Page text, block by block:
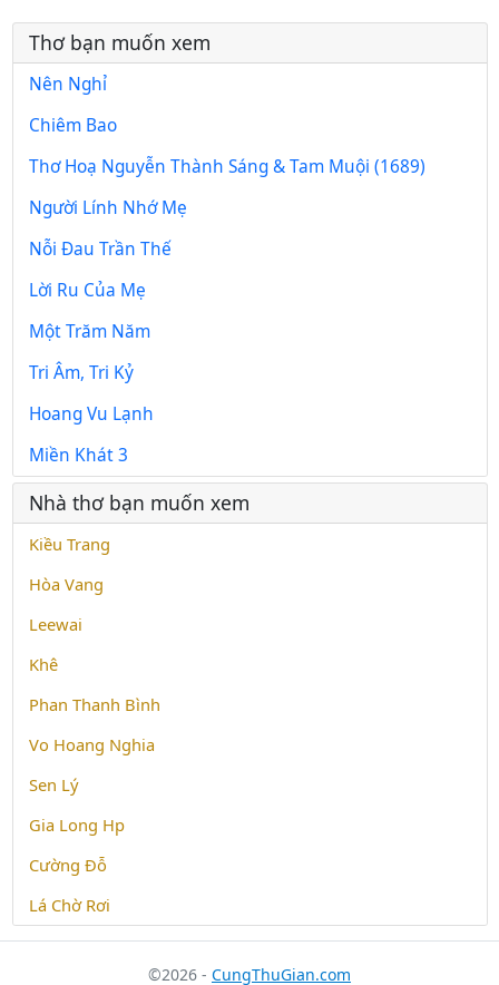
Thơ bạn muốn xem
Nên Nghỉ
Chiêm Bao
Thơ Hoạ Nguyễn Thành Sáng & Tam Muội (1689)
Người Lính Nhớ Mẹ
Nỗi Đau Trần Thế
Lời Ru Của Mẹ
Một Trăm Năm
Tri Âm, Tri Kỷ
Hoang Vu Lạnh
Miền Khát 3
Nhà thơ bạn muốn xem
Kiều Trang
Hòa Vang
Leewai
Khê
Phan Thanh Bình
Vo Hoang Nghia
Sen Lý
Gia Long Hp
Cường Đỗ
Lá Chờ Rơi
©2026 - CungThuGian.com